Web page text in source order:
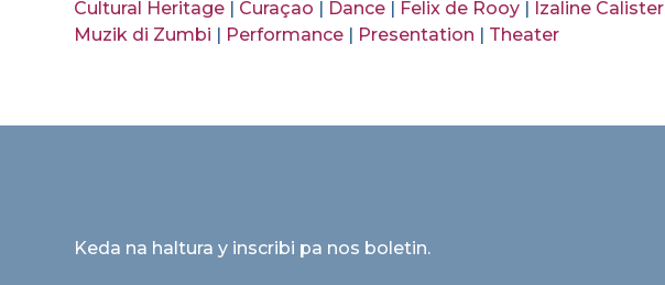
Cultural Heritage Curaçao Dance Felix de Rooy Izaline Calister
Muzik di Zumbi
Performance Presentation Theater
Keda na haltura y inscribi pa nos boletin.